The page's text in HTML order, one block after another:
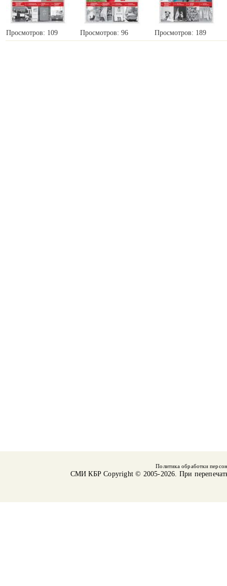
Просмотров: 109 Просмотров: 96 Просмотров: 189
Политика обработки
СМИ КБРCopyright © 2005-2026. При